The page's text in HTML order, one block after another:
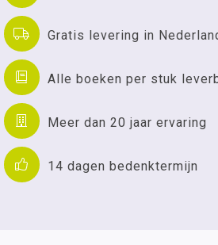
Gratis levering in
Alle boeken per stuk
Meer dan 20 jaar ervaring
14 dagen bedenktermijn